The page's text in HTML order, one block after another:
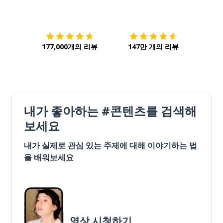
177,000개의 리뷰 147만 개의 리뷰
내가 좋아하는 #콘텐츠를 검색해
보세요
내가 실제로 관심 있는 주제에 대해 이야기하는 법
을 배워보세요